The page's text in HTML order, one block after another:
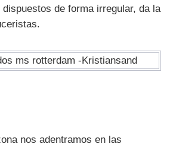
de forma irregular, da la
nos adentramos en las